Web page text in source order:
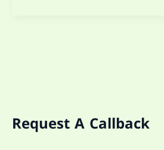
Request A Callback